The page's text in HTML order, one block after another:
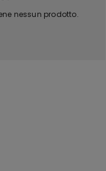
nessun prodotto.